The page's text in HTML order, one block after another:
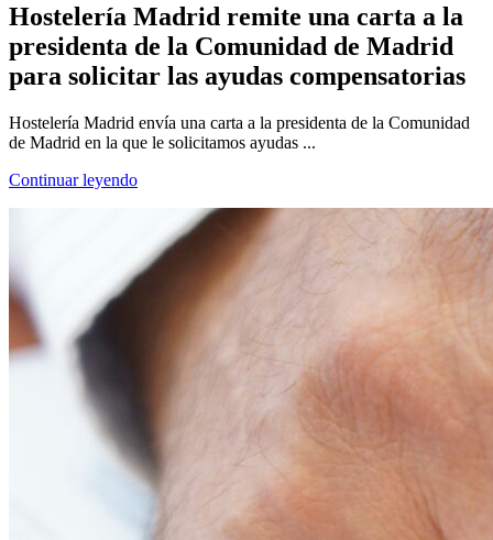
Hostelería Madrid remite una carta a la
presidenta de la Comunidad de Madrid
para solicitar las ayudas compensatorias
Hostelería Madrid envía una carta a la presidenta de la Comunidad
de Madrid en la que le solicitamos ayudas ...
Continuar leyendo